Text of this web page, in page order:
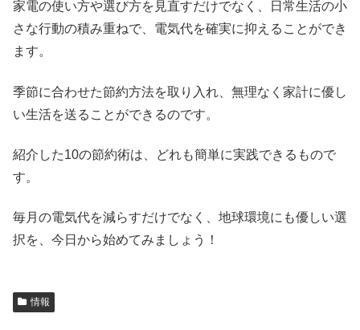
家電の使い方や選び方を見直すだけでなく、日常生活の小
さな行動の積み重ねで、電気代を確実に抑えることができ
ます。
季節に合わせた節約方法を取り入れ、無理なく家計に優し
い生活を送ることができるのです。
紹介した10の節約術は、どれも簡単に実践できるもので
す。
毎月の電気代を減らすだけでなく、地球環境にも優しい選
択を、今日から始めてみましょう！
情報